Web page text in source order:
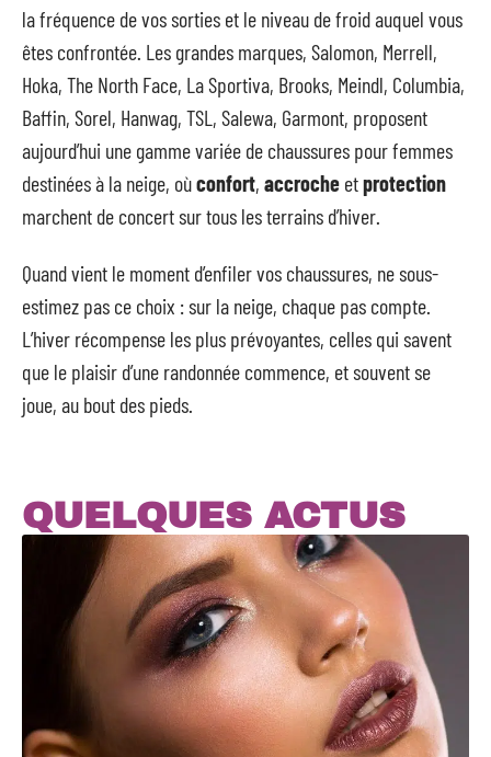
la fréquence de vos sorties et le niveau de froid auquel vous
êtes confrontée. Les grandes marques, Salomon, Merrell,
Hoka, The North Face, La Sportiva, Brooks, Meindl, Columbia,
Baffin, Sorel, Hanwag, TSL, Salewa, Garmont, proposent
aujourd’hui une gamme variée de chaussures pour femmes
destinées à la neige, oùconfort, accroche etprotection
marchent de concert sur tous les terrains d’hiver.
Quand vient le moment d’enfiler vos chaussures, ne sous-
estimez pas ce choix : sur la neige, chaque pas compte.
L’hiver récompense les plus prévoyantes, celles qui savent
que le plaisir d’une randonnée commence, et souvent se
joue, au bout des pieds.
QUELQUES ACTUS